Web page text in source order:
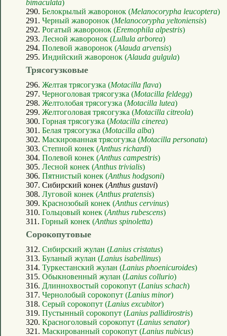
bimaculata)
290. Белокрылый жаворонок (Melanocorypha leucoptera)
291. Черный жаворонок (Melanocorypha yeltoniensis)
292. Рогатый жаворонок (Eremophila alpestris)
293. Лесной жаворонок (Lullula arborea)
294. Полевой жаворонок (Alauda arvensis)
295. Индийский жаворонок (Alauda gulgula)
Трясогузковые
296. Желтая трясогузка (Motacilla flava)
297. Черноголовая трясогузка (Motacilla feldegg)
298. Желтолобая трясогузка (Motacilla lutea)
299. Желтоголовая трясогузка (Motacilla citreola)
300. Горная трясогузка (Motacilla cinerea)
301. Белая трясогузка (Motacilla alba)
302. Маскированная трясогузка (Motacilla personata)
303. Степной конек (Anthus richardi)
304. Полевой конек (Anthus campestris)
305. Лесной конек (Anthus trivialis)
306. Пятнистый конек (Anthus hodgsoni)
307. Сибирский конек (Anthus gustavi)
308. Луговой конек (Anthus pratensis)
309. Краснозобый конек (Anthus cervinus)
310. Гольцовый конек (Anthus rubescens)
311. Горный конек (Anthus spinoletta)
Сорокопутовые
312. Сибирский жулан (Lanius cristatus)
313. Буланый жулан (Lanius isabellinus)
314. Туркестанский жулан (Lanius phoenicuroides)
315. Обыкновенный жулан (Lanius collurio)
316. Длиннохвостый сорокопут (Lanius schach)
317. Чернолобый сорокопут (Lanius minor)
318. Серый сорокопут (Lanius excubitor)
319. Пустынный сорокопут (Lanius pallidirostris)
320. Красноголовый сорокопут (Lanius senator)
321. Маскированный сорокопут (Lanius nubicus)